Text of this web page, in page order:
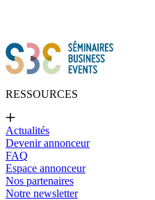
RESSOURCES
Actualités
Devenir annonceur
FAQ
Espace annonceur
Nos partenaires
Notre newsletter